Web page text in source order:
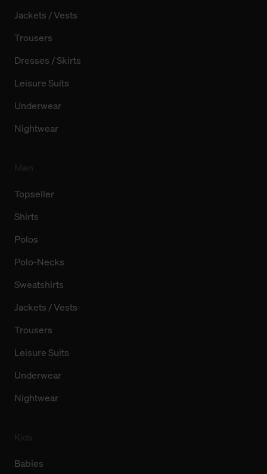
Jackets / Vests
Trousers
Dresses / Skirts
Leisure Suits
Underwear
Nightwear
Topseller
Shirts
Polos
Polo-Necks
Sweatshirts
Jackets / Vests
Trousers
Leisure Suits
Underwear
Nightwear
Babies